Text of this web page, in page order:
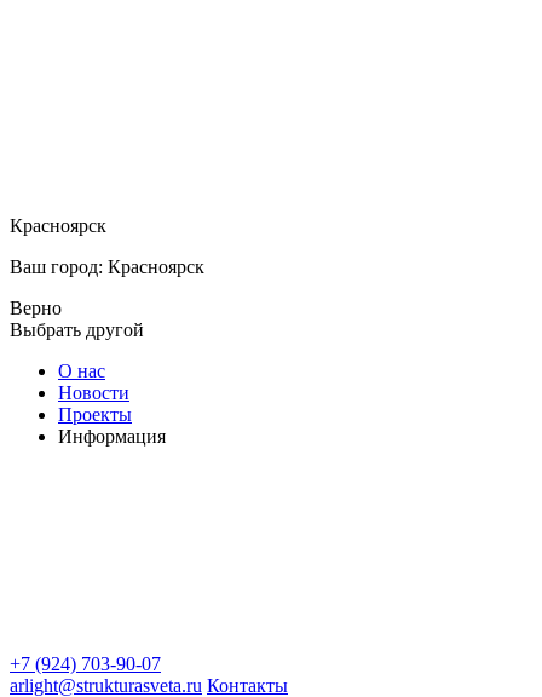
Красноярск
Ваш город: Красноярск
Верно
Выбрать другой
О нас
Новости
Проекты
Информация
+7 (924) 703-90-07
arlight@strukturasveta.ru Контакты